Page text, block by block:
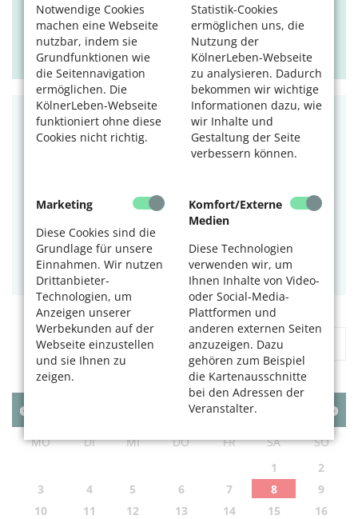
Notwendige Cookies
machen eine Webseite
nutzbar, indem sie
Grundfunktionen wie
die Seitennavigation
ermöglichen. Die
KölnerLeben-Webseite
funktioniert ohne diese
Cookies nicht richtig.
Statistik-Cookies
ermöglichen uns, die
Nutzung der
KölnerLeben-Webseite
zu analysieren. Dadurch
bekommen wir wichtige
Informationen dazu, wie
wir Inhalte und
Gestaltung der Seite
verbessern können.
Marketing
Diese Cookies sind die
Grundlage für unsere
Einnahmen. Wir nutzen
Drittanbieter-
Technologien, um
Anzeigen unserer
Werbekunden auf der
Webseite einzustellen
und sie Ihnen zu
zeigen.
Komfort/Externe
Medien
Diese Technologien
verwenden wir, um
Ihnen Inhalte von Video-
oder Social-Media-
Plattformen und
anderen externen Seiten
anzuzeigen. Dazu
gehören zum Beispiel
die Kartenausschnitte
bei den Adressen der
Veranstalter.
Tags: Musik, Tanz
09.08.2026, 14 Uhr
Kölner Philharmonie
BILDUNG
SNW Müngersdorf: Englischkurs
Tags: Sprachen
10.08.2026, 09:30-10:30 und 11-12 Uhr
SeniorenNetzwerk Müngersdorf c/o Altentagesstätte
Dr. Schäfer-Ismer
« 2 3 ...
AUGUST2026
MO DI MI DO FR SA
SO
1
2
3
4 5 6 7 8
9
10
11 12 13 14 15
16